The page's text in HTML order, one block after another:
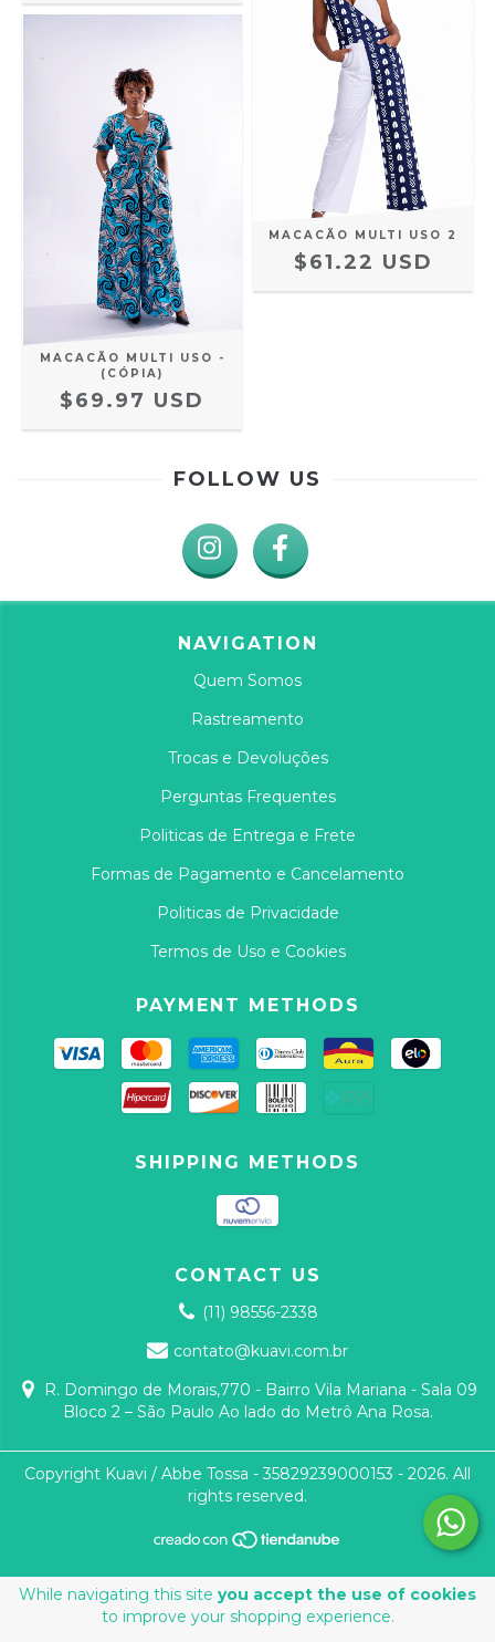
While navigating this site you accept the use of cookies
to improve your shopping experience.
MACACÃO MULTI USO -
(CÓPIA)
$69.97 USD
MACACÃO MULTI USO 2
$61.22 USD
FOLLOW US
NAVIGATION
Quem Somos
Rastreamento
Trocas e Devoluções
Perguntas Frequentes
Politicas de Entrega e Frete
Formas de Pagamento e Cancelamento
Politicas de Privacidade
Termos de Uso e Cookies
PAYMENT METHODS
SHIPPING METHODS
CONTACT US
(11) 98556-2338
contato@kuavi.com.br
R. Domingo de Morais,770 - Bairro Vila Mariana - Sala 09
Bloco 2 – São Paulo Ao lado do Metrô Ana Rosa.
Copyright Kuavi / Abbe Tossa - 35829239000153 - 2026. All
rights reserved.